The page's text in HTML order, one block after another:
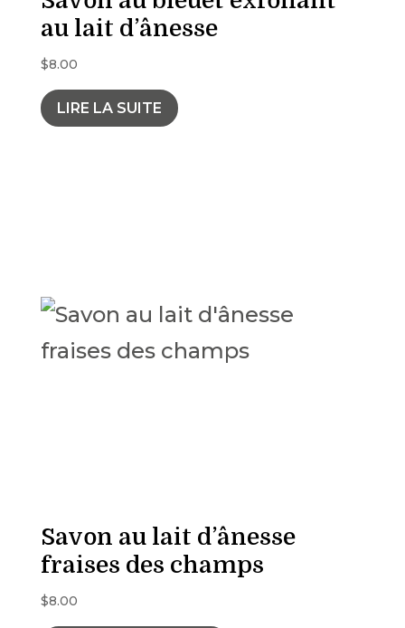
au lait d’ânesse
$8.00
LIRE LA SUITE
Savon au lait d’ânesse
fraises des champs
$8.00